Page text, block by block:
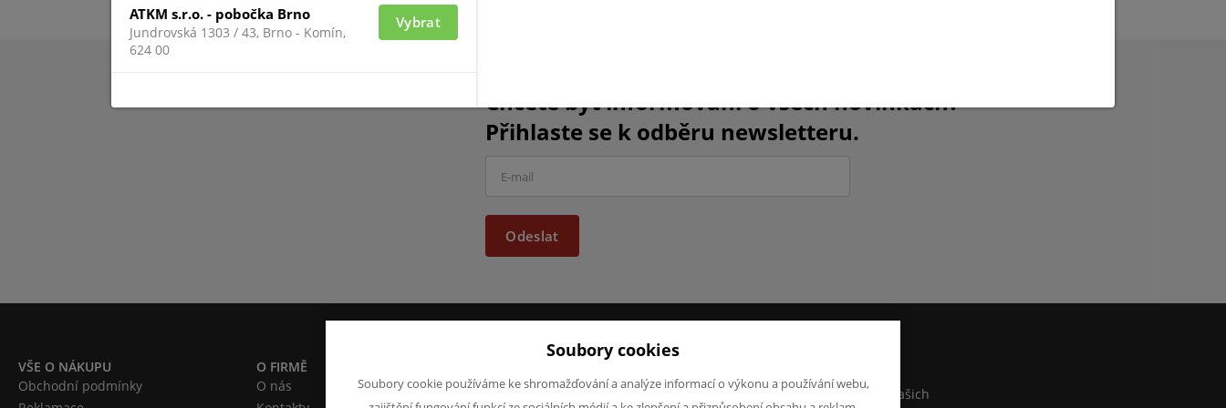
Chcete být informováni o všech novinkách?
Přihlaste se k odběru newsletteru.
Odeslat
VŠE O NÁKUPU
Obchodní podmínky
O FIRMĚ
O nás
Chcete nám něco sdělit o našich
Soubory cookies
Soubory cookie používáme ke shromažďování a analýze informací o výkonu a používání webu,
ATKM s.r.o. - pobočka Brno
Jundrovská 1303 / 43, Brno - Komín,
624 00
Vybrat